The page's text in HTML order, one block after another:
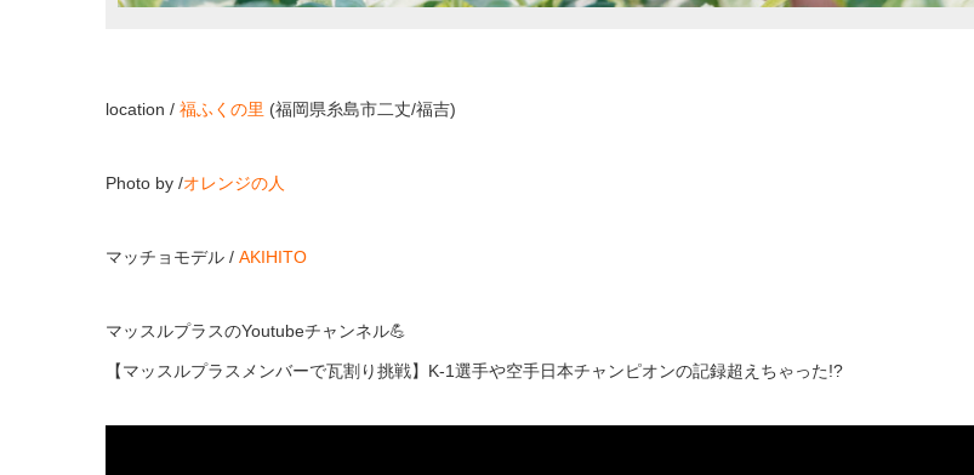
location / 福ふくの里 (福岡県糸島市二丈/福吉)
Photo by /オレンジの人
マッチョモデル / AKIHITO
マッスルプラスのYoutubeチャンネル💪
【マッスルプラスメンバーで瓦割り挑戦】K-1選手や空手日本チャンピオンの記録超えちゃった!?